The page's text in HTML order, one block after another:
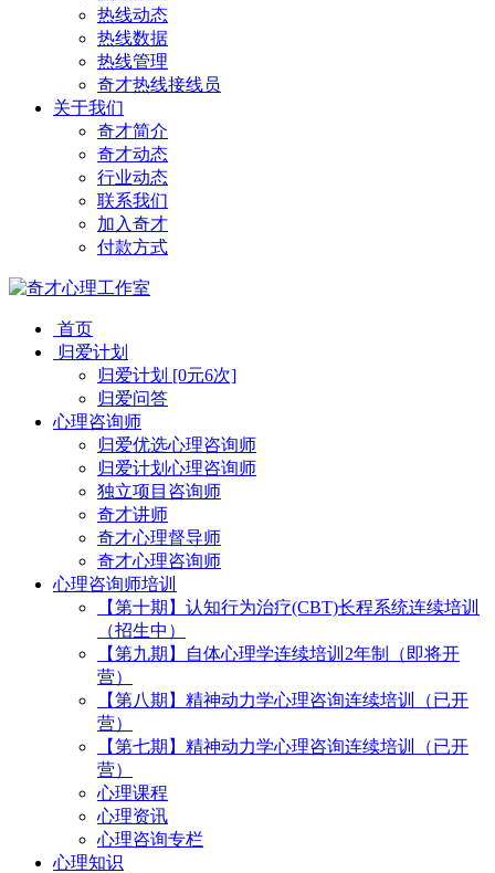
热线动态
热线数据
热线管理
奇才热线接线员
关于我们
奇才简介
奇才动态
行业动态
联系我们
加入奇才
付款方式
首页
归爱计划
归爱计划 [0元6次]
归爱问答
心理咨询师
归爱优选心理咨询师
归爱计划心理咨询师
独立项目咨询师
奇才讲师
奇才心理督导师
奇才心理咨询师
心理咨询师培训
【第十期】认知行为治疗(CBT)长程系统连续培训
（招生中）
【第九期】自体心理学连续培训2年制（即将开
营）
【第八期】精神动力学心理咨询连续培训（已开
营）
【第七期】精神动力学心理咨询连续培训（已开
营）
心理课程
心理资讯
心理咨询专栏
心理知识